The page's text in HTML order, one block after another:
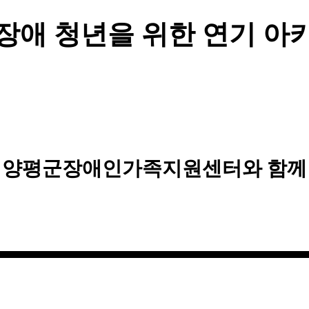
애 청년을 위한 연기 아
양평군장애인가족지원센터와 함께